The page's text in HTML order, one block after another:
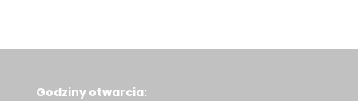
Godziny otwarcia: